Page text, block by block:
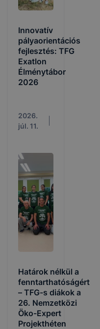
Innovatív
pályaorientációs
fejlesztés: TFG
Exatlon
Élménytábor
2026
2026.
júl. 11.
Határok nélkül a
fenntarthatóságért
– TFG-s diákok a
26. Nemzetközi
Öko-Expert
Projekthéten